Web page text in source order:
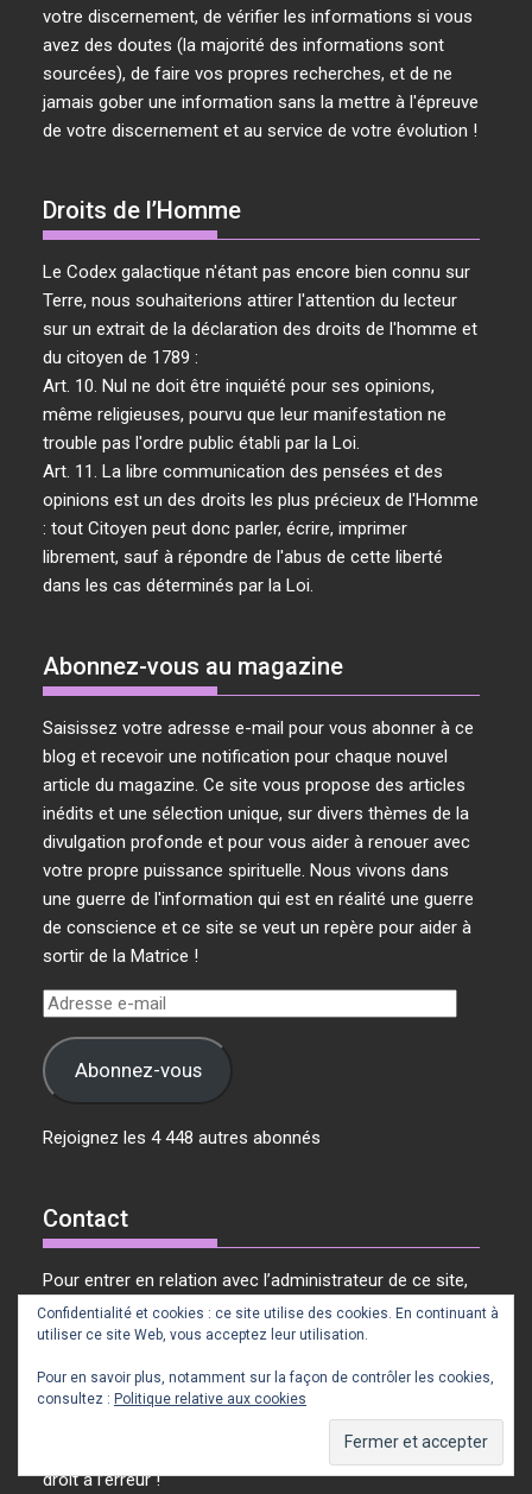
votre discernement, de vérifier les informations si vous
avez des doutes (la majorité des informations sont
sourcées), de faire vos propres recherches, et de ne
jamais gober une information sans la mettre à l'épreuve
de votre discernement et au service de votre évolution !
Droits de l’Homme
Le Codex galactique n'étant pas encore bien connu sur
Terre, nous souhaiterions attirer l'attention du lecteur
sur un extrait de la déclaration des droits de l'homme et
du citoyen de 1789 :
Art. 10. Nul ne doit être inquiété pour ses opinions,
même religieuses, pourvu que leur manifestation ne
trouble pas l'ordre public établi par la Loi.
Art. 11. La libre communication des pensées et des
opinions est un des droits les plus précieux de l'Homme
: tout Citoyen peut donc parler, écrire, imprimer
librement, sauf à répondre de l'abus de cette liberté
dans les cas déterminés par la Loi.
Abonnez-vous au magazine
Saisissez votre adresse e-mail pour vous abonner à ce
blog et recevoir une notification pour chaque nouvel
article du magazine. Ce site vous propose des articles
inédits et une sélection unique, sur divers thèmes de la
divulgation profonde et pour vous aider à renouer avec
votre propre puissance spirituelle. Nous vivons dans
une guerre de l'information qui est en réalité une guerre
de conscience et ce site se veut un repère pour aider à
sortir de la Matrice !
Adresse
mail Abonnez-vous
Rejoignez les 4 448 autres abonnés
Contact
Pour entrer en relation avec l’administrateur de ce site,
merci d’utiliser le mail ci-dessous. Nous ne laissons
habituellement aucune demande sans réponse à partir
du moment où elle satisfait les critères de sincérité, de
respect et de modération.
Merci d’être patient si vous ne recevez pas de réponse
suffisamment rapidement, et merci de nous donner le
droit à l’erreur !
Confidentialité et cookies : ce site utilise des cookies. En continuant à
utiliser ce site Web, vous acceptez leur utilisation.
Pour en savoir plus, notamment sur la façon de contrôler les cookies,
consultez : Politique relative aux cookies